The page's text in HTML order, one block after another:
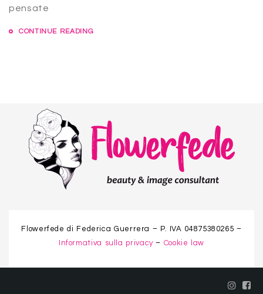
pensate
CONTINUE READING
Flowerfede di Federica Guerrera – P. IVA 04875380265 –
Informativa sulla privacy– Cookie law